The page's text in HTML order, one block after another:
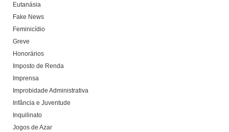
Eutanásia
Fake News
Feminicídio
Greve
Honorários
Imposto de Renda
Imprensa
Improbidade Administrativa
Infância e Juventude
Inquilinato
Jogos de Azar